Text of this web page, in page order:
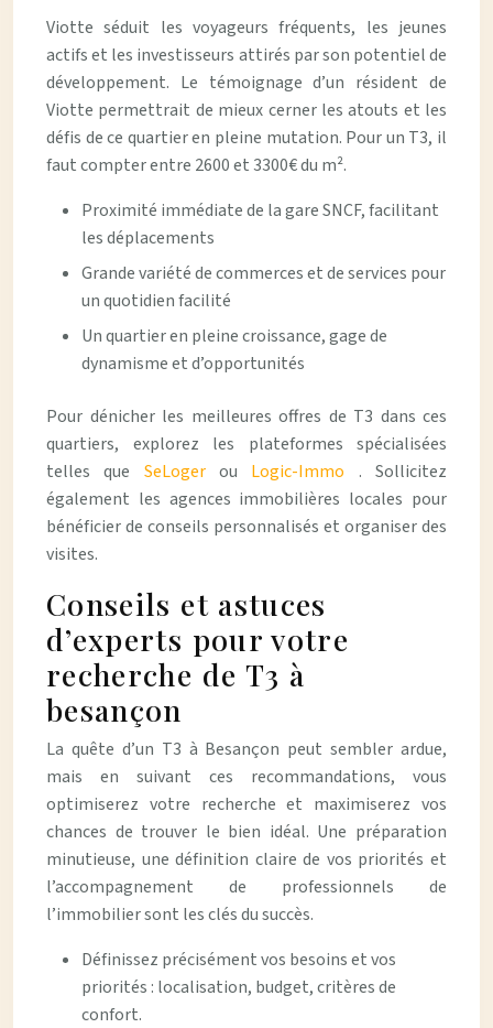
Viotte séduit les voyageurs fréquents, les jeunes
actifs et les investisseurs attirés par son potentiel de
développement. Le témoignage d’un résident de
Viotte permettrait de mieux cerner les atouts et les
défis de ce quartier en pleine mutation. Pour un T3, il
faut compter entre 2600 et 3300€ du m².
Proximité immédiate de la gare SNCF, facilitant
les déplacements
Grande variété de commerces et de services pour
un quotidien facilité
Un quartier en pleine croissance, gage de
dynamisme et d’opportunités
Pour dénicher les meilleures offres de T3 dans ces
quartiers, explorez les plateformes spécialisées
telles que SeLogerou Logic-Immo . Sollicitez
également les agences immobilières locales pour
bénéficier de conseils personnalisés et organiser des
visites.
Conseils et astuces
d’experts pour votre
recherche de T3 à
besançon
La quête d’un T3 à Besançon peut sembler ardue,
mais en suivant ces recommandations, vous
optimiserez votre recherche et maximiserez vos
chances de trouver le bien idéal. Une préparation
minutieuse, une définition claire de vos priorités et
l’accompagnement de professionnels de
l’immobilier sont les clés du succès.
Définissez précisément vos besoins et vos
priorités : localisation, budget, critères de
confort.